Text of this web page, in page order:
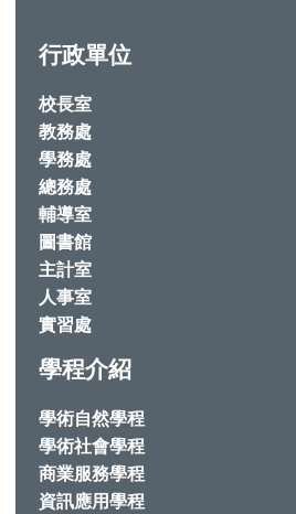
行政單位
校長室
教務處
學務處
總務處
輔導室
圖書館
主計室
人事室
實習處
學程介紹
學術自然學程
學術社會學程
商業服務學程
資訊應用學程